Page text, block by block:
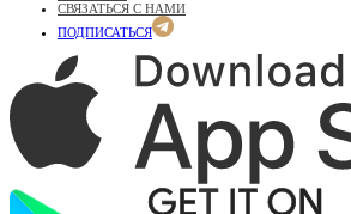
СВЯЗАТЬСЯ С НАМИ
ПОДПИСАТЬСЯ